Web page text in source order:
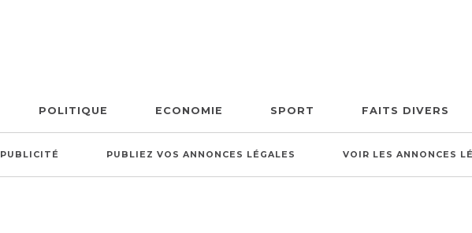
POLITIQUE ECONOMIE SPORT FAITS DIVERS
PUBLICITÉ PUBLIEZ VOS ANNONCES LÉGALES VOIR LES ANNONCES